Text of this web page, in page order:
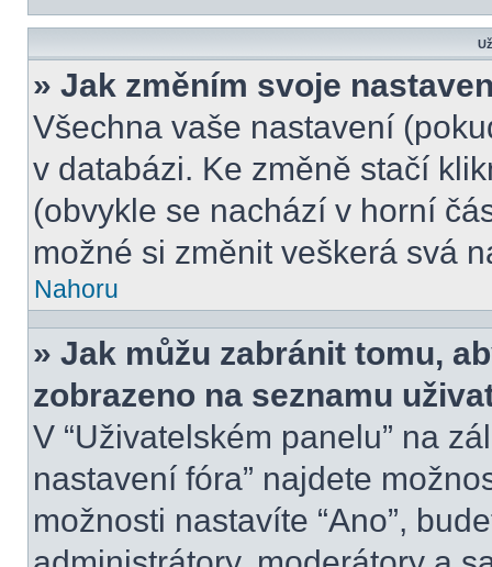
» Jak změním svoje
Všechna vaše nastavení
v databázi. Ke změně stačí
(obvykle se nachází v horní
možné si změnit veškerá svá
Nahoru
» Jak můžu zabránit tomu,
zobrazeno na seznamu
V “Uživatelském panelu” na
nastavení fóra” najdete
možnosti nastavíte “Ano”,